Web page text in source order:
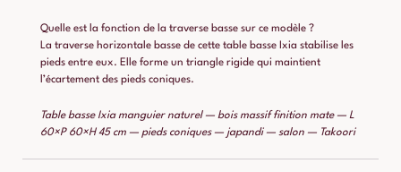
Quelle est la fonction de la traverse basse sur ce modèle ?
La traverse horizontale basse de cette table basse Ixia stabilise les
pieds entre eux. Elle forme un triangle rigide qui maintient
l’écartement des pieds coniques.
Table basse Ixia manguier naturel — bois massif finition mate — L
60×P 60×H 45 cm — pieds coniques — japandi — salon — Takoori